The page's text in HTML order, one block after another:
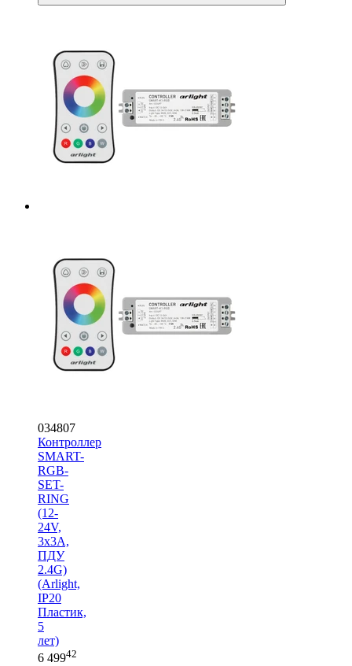
034807
Контроллер
SMART-
RGB-
SET-
RING
(12-
24V,
3x3A,
ПДУ
2.4G)
(Arlight,
IP20
Пластик,
5
лет)
6 49942